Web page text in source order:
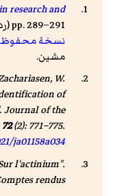
research and
) pp. 289–291
نسخة
مشين.
W.
of
Journal of the
72(2): 771–775.
ja01158a034
l'actinium".
rendus